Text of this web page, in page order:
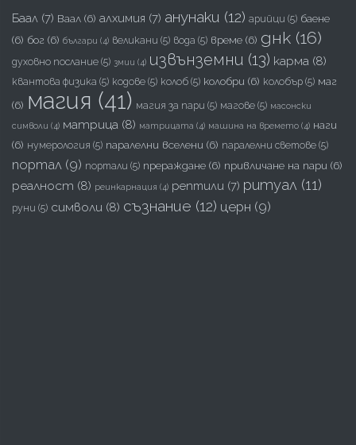
Баал (7) Ваал (6) алхимия (7) анунаки (12) арийци (5) баене
(6) бог (6) българи (4) великани (5) вода (5) време (6) днк (16)
духовно послание (5) змии (4) извънземни (13) карма (8)
квантова физика (5) кодове (5) колоб (5) колобри (6) колобър (5) маг
(6) магия (41) магия за пари (5) магове (5) масонски
символи (4) матрица (8) матрицата (4) машина на времето (4) наги
(6) нумерология (5) паралелни вселени (6) паралелни светове (5)
портал (9) портали (5) прераждане (6) привличане на пари (6)
реалност (8) реинкарнация (4) рептили (7) ритуал (11)
руни (5) символи (8) съзнание (12) церн (9)